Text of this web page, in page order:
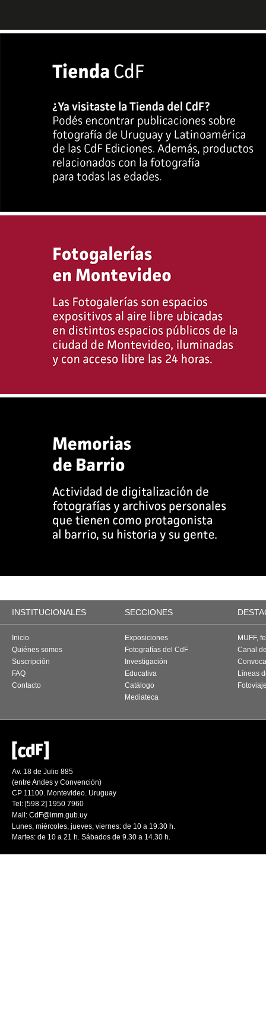
INSTITUCIONALES SECCIONES
Inicio
Quiénes somos
Suscripción
FAQ
Contacto
Exposiciones
Fotografías del CdF
Investigación
Educativa
Catálogo
Mediateca
MUFF,
Canal
Líneas
Av. 18 de Julio 885
(entre Andes y Convención)
CP 11100. Montevideo. Uruguay
Tel: [598 2] 1950 7960
Mail: CdF@imm.gub.uy
Lunes, miércoles, jueves, viernes: de 10 a 19.30 h.
Martes: de 10 a 21 h. Sábados de 9.30 a 14.30 h.